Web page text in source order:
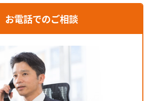
お電話でのご相談